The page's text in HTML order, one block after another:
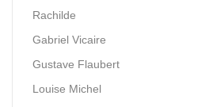
Rachilde
Gabriel Vicaire
Gustave Flaubert
Louise Michel